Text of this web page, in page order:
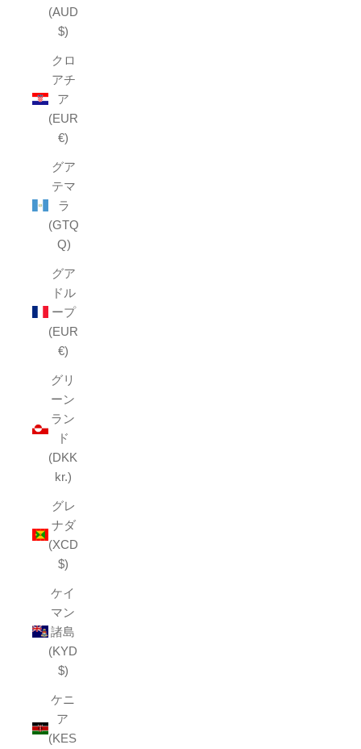
(AUD
$)
クロ
アチ
ア
(EUR
€)
グア
テマ
ラ
(GTQ
Q)
グア
ドル
ープ
(EUR
€)
グリ
ーン
ラン
ド
(DKK
kr.)
グレ
ナダ
(XCD
$)
ケイ
マン
諸島
(KYD
$)
ケニ
ア
(KES